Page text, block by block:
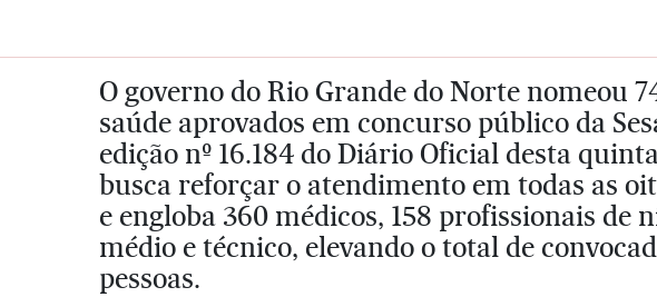
O governo do Rio Grande do Norte nomeou
saúde aprovados em concurso público da
edição nº 16.184 do Diário Oficial desta
busca reforçar o atendimento em todas as
e engloba 360 médicos, 158 profissionais de
médio e técnico, elevando o total de
pessoas.